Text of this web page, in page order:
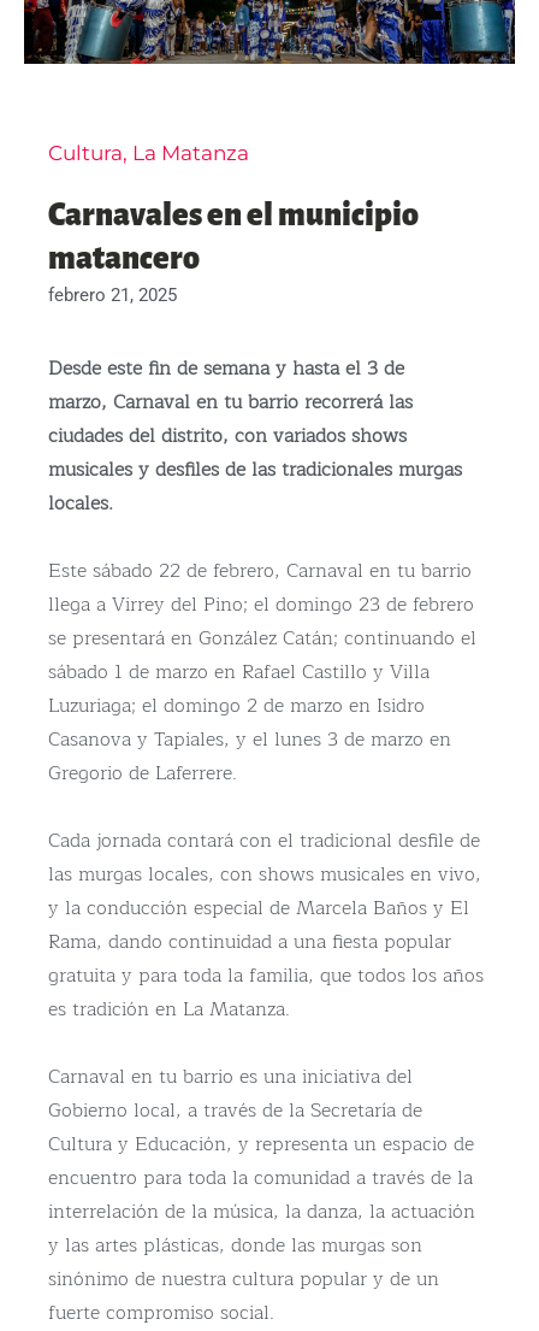
Cultura, La Matanza
Carnavales en el municipio
matancero
febrero 21, 2025
Desde este fin de semana y hasta el 3 de
marzo, Carnaval en tu barrio recorrerá las
ciudades del distrito, con variados shows
musicales y desfiles de las tradicionales murgas
locales.
Este sábado 22 de febrero, Carnaval en tu barrio
llega a Virrey del Pino; el domingo 23 de febrero
se presentará en González Catán; continuando el
sábado 1 de marzo en Rafael Castillo y Villa
Luzuriaga; el domingo 2 de marzo en Isidro
Casanova y Tapiales, y el lunes 3 de marzo en
Gregorio de Laferrere.
Cada jornada contará con el tradicional desfile de
las murgas locales, con shows musicales en vivo,
y la conducción especial de Marcela Baños y El
Rama, dando continuidad a una fiesta popular
gratuita y para toda la familia, que todos los años
es tradición en La Matanza.
Carnaval en tu barrio es una iniciativa del
Gobierno local, a través de la Secretaría de
Cultura y Educación, y representa un espacio de
encuentro para toda la comunidad a través de la
interrelación de la música, la danza, la actuación
y las artes plásticas, donde las murgas son
sinónimo de nuestra cultura popular y de un
fuerte compromiso social.